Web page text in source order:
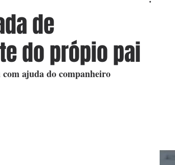
de
do própio pai
ajuda do companheiro